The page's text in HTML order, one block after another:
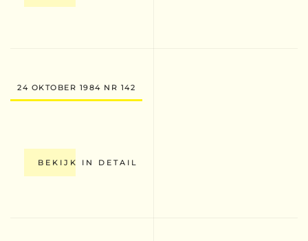
24 OKTOBER 1984 NR 142
BEKIJK IN DETAIL